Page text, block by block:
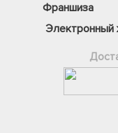
Франшиза
Электронный